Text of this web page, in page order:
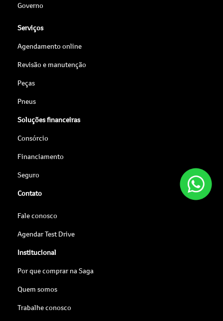
Governo
Serviços
Agendamento online
Revisão e manutenção
Peças
Pneus
Soluções financeiras
Consórcio
Financiamento
Seguro
Contato
Fale conosco
Agendar Test Drive
Institucional
Por que comprar na Saga
Quem somos
Trabalhe conosco